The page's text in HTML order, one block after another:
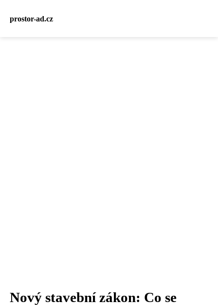
prostor-ad.cz
Nový stavební zákon: Co se